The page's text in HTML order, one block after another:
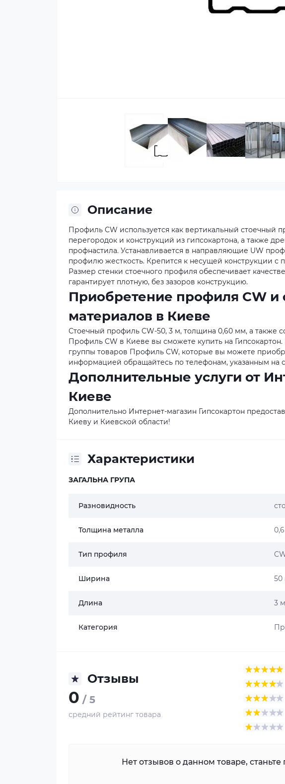
Описание
Профиль CW используется как вертикальный
перегородок и конструкций из гипсокартона, а также
профнастила. Устанавливается в направляющие UW
профилю жесткость. Крепится к несущей конструкции
Размер стенки стоечного профиля обеспечивает
гарантирует плотную, без зазоров конструкцию.
Приобретение профиля CW и
материалов в Киеве
Стоечный профиль CW-50, 3 м, толщина 0,60 мм, а также
Профиль CW в Киеве вы сможете купить на
группы товаров Профиль CW, которые вы можете
информацией обращайтесь по телефонам, указанным на
Дополнительные услуги от
Киеве
Дополнительно Интернет-магазин Гипсокартон
Киеву и Киевской области!
Характеристики
ЗАГАЛЬНА ГРУПА
Разновидность
Толщина металла
Тип профиля
Ширина 50
Длина 3 м
Категория
Отзывы
0 / 5
средний рейтинг товара
Нет отзывов о данном товаре,